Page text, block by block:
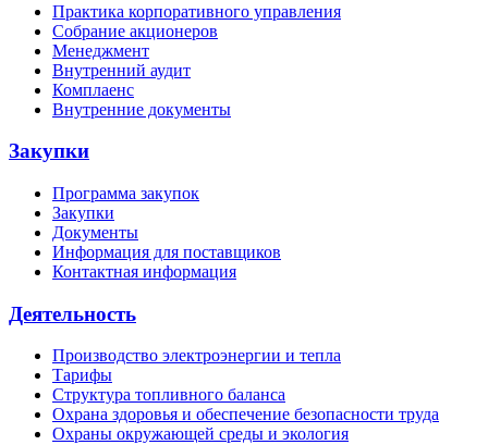
Практика корпоративного управления
Собрание акционеров
Менеджмент
Внутренний аудит
Комплаенс
Внутренние документы
Закупки
Программа закупок
Закупки
Документы
Информация для поставщиков
Контактная информация
Деятельность
Производство электроэнергии и тепла
Тарифы
Структура топливного баланса
Охрана здоровья и обеспечение безопасности труда
Охраны окружающей среды и экология